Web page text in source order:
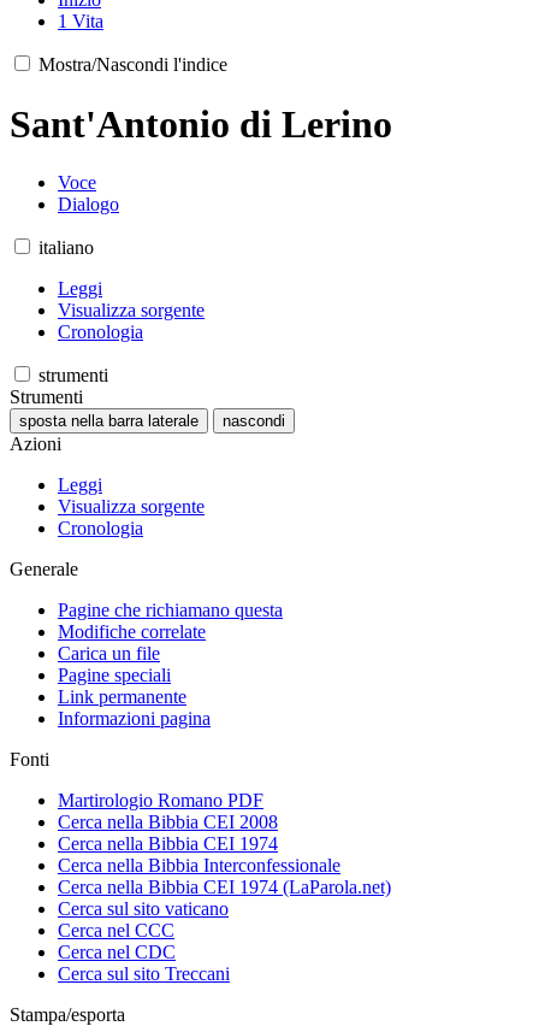
1 Vita
Mostra/Nascondi l'indice
Sant'Antonio di Lerino
Voce
Dialogo
italiano
Leggi
Visualizza sorgente
Cronologia
strumenti
Strumenti
sposta nella barra laterale nascondi
Azioni
Leggi
Visualizza sorgente
Cronologia
Generale
Pagine che richiamano questa
Modifiche correlate
Carica un file
Pagine speciali
Link permanente
Informazioni pagina
Fonti
Martirologio Romano PDF
Cerca nella Bibbia CEI 2008
Cerca nella Bibbia CEI 1974
Cerca nella Bibbia Interconfessionale
Cerca nella Bibbia CEI 1974 (LaParola.net)
Cerca sul sito vaticano
Cerca nel CCC
Cerca nel CDC
Cerca sul sito Treccani
Stampa/esporta